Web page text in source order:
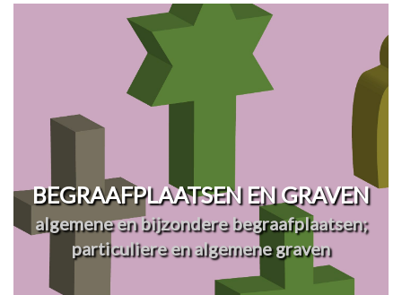
BEGRAAFPLAATSEN EN GRAVEN
algemene en bijzondere begraafplaatsen;
particuliere en algemene graven